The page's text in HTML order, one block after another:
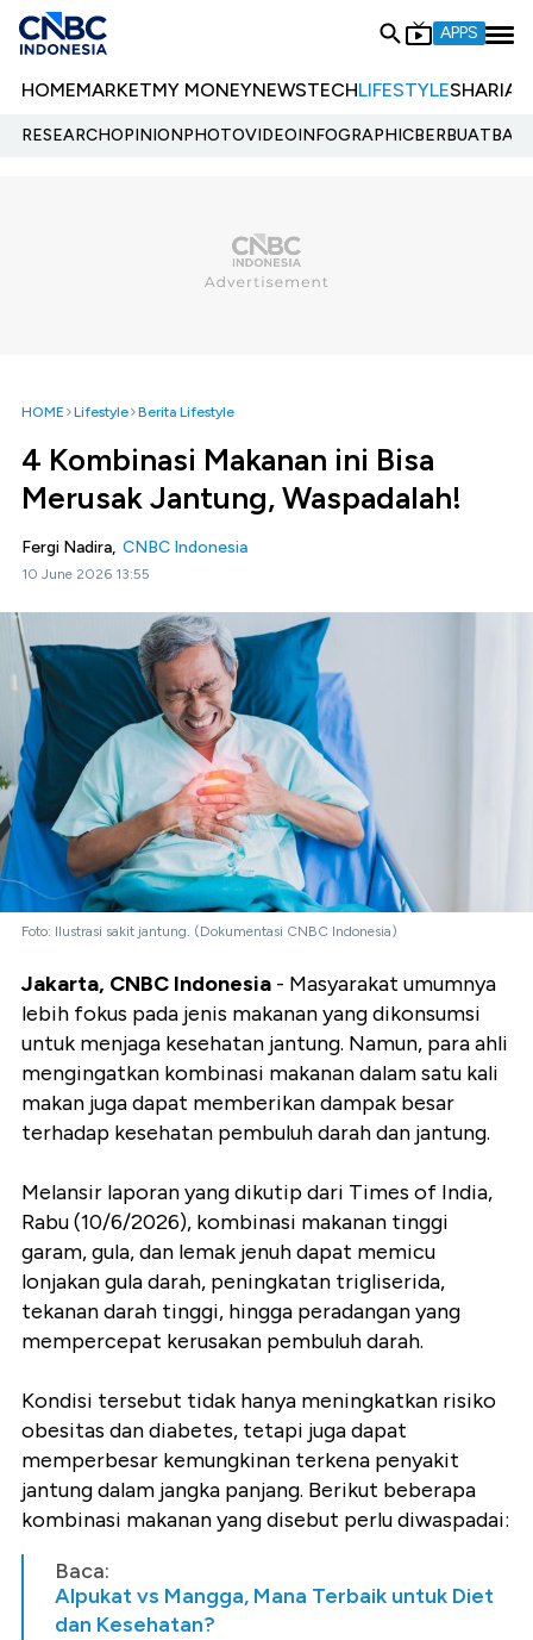
APPS
HOMEMARKETMY MONEYNEWSTECHLIFESTYLESHARIA
RESEARCHOPINIONPHOTOVIDEOINFOGRAPHIC
HOME Lifestyle Berita Lifestyle
4 Kombinasi Makanan ini Bisa
Merusak Jantung, Waspadalah!
Fergi Nadira, CNBC Indonesia
10 June 2026 13:55
Foto: Ilustrasi sakit jantung. (Dokumentasi CNBC Indonesia)
Jakarta, CNBC Indonesia - Masyarakat umumnya
lebih fokus pada jenis makanan yang dikonsumsi
untuk menjaga kesehatan jantung. Namun, para ahli
mengingatkan kombinasi makanan dalam satu kali
makan juga dapat memberikan dampak besar
terhadap kesehatan pembuluh darah dan jantung.
Melansir laporan yang dikutip dari Times of India,
Rabu (10/6/2026), kombinasi makanan tinggi
garam, gula, dan lemak jenuh dapat memicu
lonjakan gula darah, peningkatan trigliserida,
tekanan darah tinggi, hingga peradangan yang
mempercepat kerusakan pembuluh darah.
Kondisi tersebut tidak hanya meningkatkan risiko
obesitas dan diabetes, tetapi juga dapat
memperbesar kemungkinan terkena penyakit
jantung dalam jangka panjang. Berikut beberapa
kombinasi makanan yang disebut perlu diwaspadai:
Baca:
Alpukat vs Mangga, Mana Terbaik untuk Diet
dan Kesehatan?